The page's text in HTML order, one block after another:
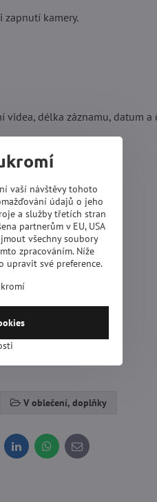
zapnutí kamery.
délka záznamu, datum a
V oblečení, doplňky
LinkedInWhatsApp
E-
mail
vaší návštěvy tohoto
údajů o jeho
a služby třetích stran
partnerům v EU, USA
všechny soubory
zpracováním. Níže
upravit své preference.